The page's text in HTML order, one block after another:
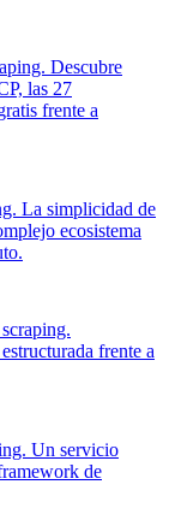
Descubre
las 27
frente a
La simplicidad de
ecosistema
frente a
Un servicio
de